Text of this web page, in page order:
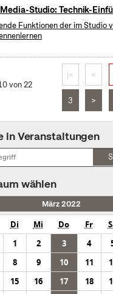
Studio: Technik-
Funktionen der im Studio
von 22
|< <
3 >
in Veranstaltungen
wählen
März 2022
Di Mi Do Fr
1
2 3 4
8 9 10 11
15 16 17 18